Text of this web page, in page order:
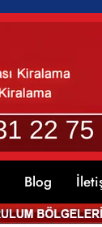
Blog